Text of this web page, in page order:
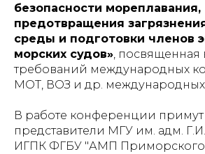
безопасности мореплавания,
предотвращения
среды и подготовки членов
морских судов» ,
требований международных
МОТ, ВОЗ и др.
В работе конференции примут
представители МГУ им. адм.
ИГПК ФГБУ "АМП Приморского